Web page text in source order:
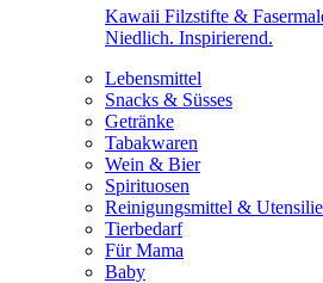
Kawaii Filzstifte &
Niedlich. Inspirierend.
Lebensmittel
Snacks & Süsses
Getränke
Tabakwaren
Wein & Bier
Spirituosen
Reinigungsmittel &
Tierbedarf
Für Mama
Baby